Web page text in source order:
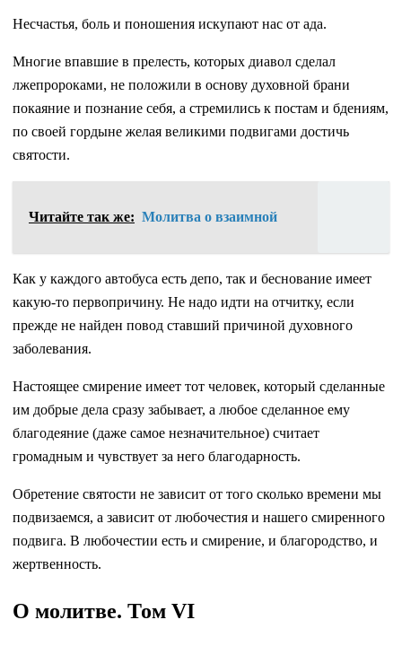
Несчастья, боль и поношения искупают нас от ада.
Многие впавшие в прелесть, которых диавол сделал
лжепророками, не положили в основу духовной брани
покаяние и познание себя, а стремились к постам и бдениям,
по своей гордыне желая великими подвигами достичь
святости.
Читайте так же: Молитва о взаимной
Как у каждого автобуса есть депо, так и беснование имеет
какую-то первопричину. Не надо идти на отчитку, если
прежде не найден повод ставший причиной духовного
заболевания.
Настоящее смирение имеет тот человек, который сделанные
им добрые дела сразу забывает, а любое сделанное ему
благодеяние (даже самое незначительное) считает
громадным и чувствует за него благодарность.
Обретение святости не зависит от того сколько времени мы
подвизаемся, а зависит от любочестия и нашего смиренного
подвига. В любочестии есть и смирение, и благородство, и
жертвенность.
О молитве. Том VI